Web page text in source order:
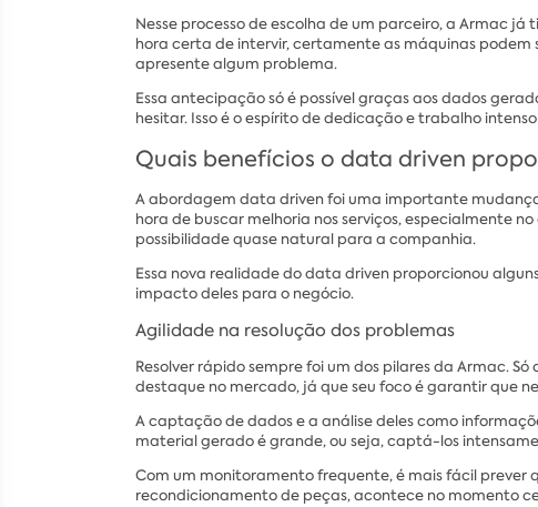
Nesse processo de escolha de um parceiro, a Armac
hora certa de intervir, certamente as máquinas
apresente algum problema.
Essa antecipação só é possível graças aos dados
hesitar. Isso é o espírito de dedicação e trabalho
Quais benefícios o data driven
A abordagem data driven foi uma importante
hora de buscar melhoria nos serviços, especialmente
possibilidade quase natural para a companhia.
Essa nova realidade do data driven proporcionou
impacto deles para o negócio.
Agilidade na resolução dos problemas
Resolver rápido sempre foi um dos pilares da Armac.
destaque no mercado, já que seu foco é garantir que
A captação de dados e a análise deles como
material gerado é grande, ou seja, captá-los
Com um monitoramento frequente, é mais fácil prever
recondicionamento de peças, acontece no momento